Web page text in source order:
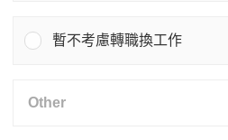
暫不考慮轉職換工作